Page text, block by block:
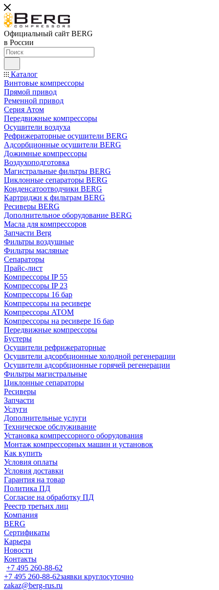
Официальный сайт BERG
в России
Каталог
Винтовые компрессоры
Прямой привод
Ременной привод
Серия Атом
Передвижные компрессоры
Осушители воздуха
Рефрижераторные осушители BERG
Адсорбционные осушители BERG
Дожимные компрессоры
Воздухоподготовка
Магистральные фильтры BERG
Циклонные сепараторы BERG
Конденсатоотводчики BERG
Картриджи к фильтрам BERG
Ресиверы BERG
Дополнительное оборудование BERG
Масла для компрессоров
Запчасти Berg
Фильтры воздушные
Фильтры масляные
Сепараторы
Прайс-лист
Компрессоры IP 55
Компрессоры IP 23
Компрессоры 16 бар
Компрессоры на ресивере
Компрессоры ATOM
Компрессоры на ресивере 16 бар
Передвижные компрессоры
Бустеры
Осушители рефрижераторные
Осушители адсорбционные холодной регенерации
Осушители адсорбционные горячей регенерации
Фильтры магистральные
Циклонные сепараторы
Ресиверы
Запчасти
Услуги
Дополнительные услуги
Техническое обслуживание
Установка компрессорного оборудования
Монтаж компрессорных машин и установок
Как купить
Условия оплаты
Условия доставки
Гарантия на товар
Политика ПД
Согласие на обработку ПД
Реестр третьих лиц
Компания
BERG
Сертификаты
Карьера
Новости
Контакты
+7 495 260-88-62
+7 495 260-88-62заявки круглосуточно
zakaz@berg-rus.ru